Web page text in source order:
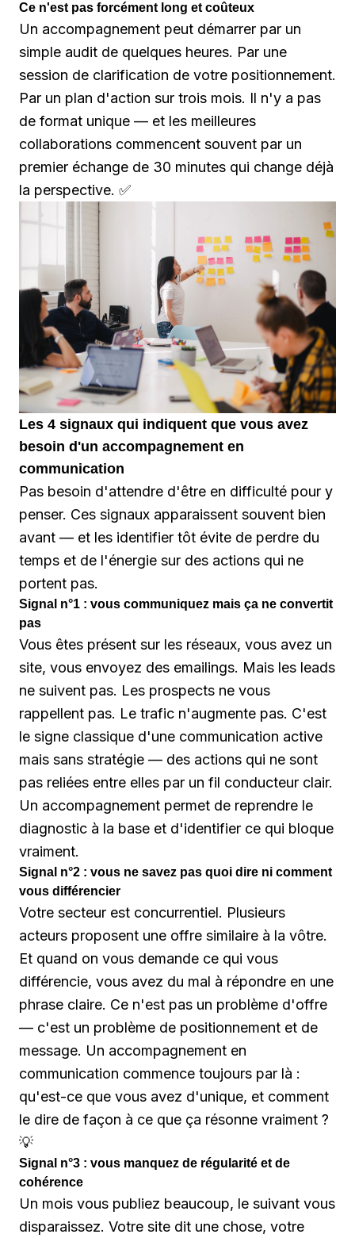
Ce n'est pas forcément long et coûteux
Un accompagnement peut démarrer par un
simple audit de quelques heures. Par une
session de clarification de votre positionnement.
Par un plan d'action sur trois mois. Il n'y a pas
de format unique — et les meilleures
collaborations commencent souvent par un
premier échange de 30 minutes qui change déjà
la perspective. ✅
Les 4 signaux qui indiquent que vous avez
besoin d'un accompagnement en
communication
Pas besoin d'attendre d'être en difficulté pour y
penser. Ces signaux apparaissent souvent bien
avant — et les identifier tôt évite de perdre du
temps et de l'énergie sur des actions qui ne
portent pas.
Signal n°1 : vous communiquez mais ça ne convertit
pas
Vous êtes présent sur les réseaux, vous avez un
site, vous envoyez des emailings. Mais les leads
ne suivent pas. Les prospects ne vous
rappellent pas. Le trafic n'augmente pas. C'est
le signe classique d'une communication active
mais sans stratégie — des actions qui ne sont
pas reliées entre elles par un fil conducteur clair.
Un accompagnement permet de reprendre le
diagnostic à la base et d'identifier ce qui bloque
vraiment.
Signal n°2 : vous ne savez pas quoi dire ni comment
vous différencier
Votre secteur est concurrentiel. Plusieurs
acteurs proposent une offre similaire à la vôtre.
Et quand on vous demande ce qui vous
différencie, vous avez du mal à répondre en une
phrase claire. Ce n'est pas un problème d'offre
— c'est un problème de positionnement et de
message. Un accompagnement en
communication commence toujours par là :
qu'est-ce que vous avez d'unique, et comment
le dire de façon à ce que ça résonne vraiment ?
💡
Signal n°3 : vous manquez de régularité et de
cohérence
Un mois vous publiez beaucoup, le suivant vous
disparaissez. Votre site dit une chose, votre